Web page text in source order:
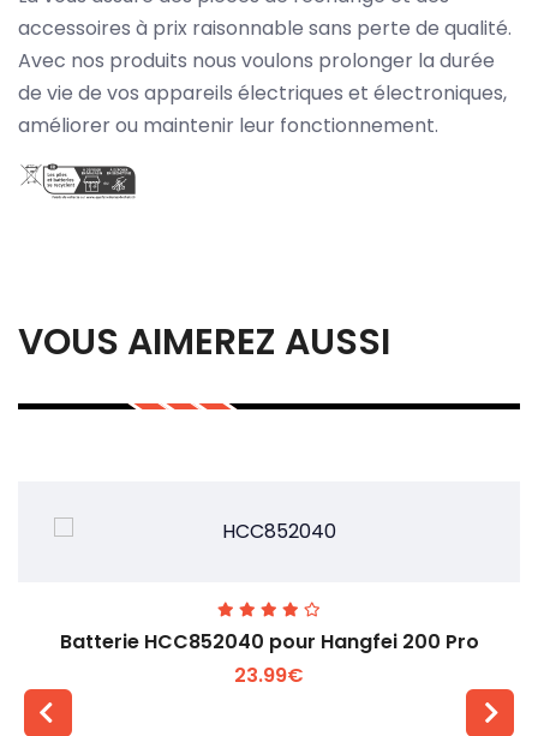
accessoires à prix raisonnable sans perte de qualité.
Avec nos produits nous voulons prolonger la durée
de vie de vos appareils électriques et électroniques,
améliorer ou maintenir leur fonctionnement.
VOUS AIMEREZ AUSSI
Batterie HCC852040 pour Hangfei 200 Pro
23.99€